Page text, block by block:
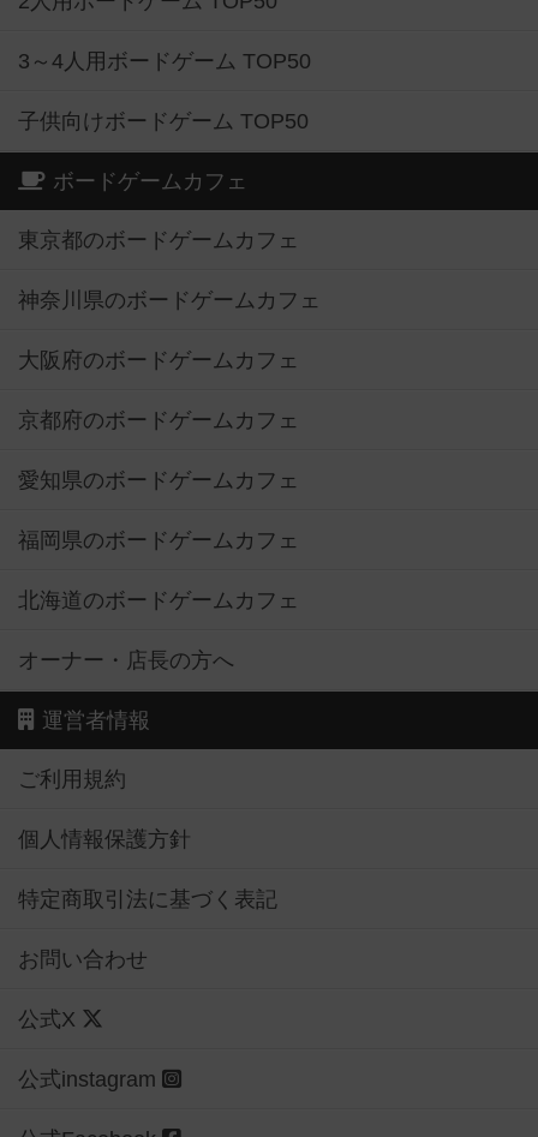
3～4人用ボードゲーム TOP50
子供向けボードゲーム TOP50
ボードゲームカフェ
東京都のボードゲームカフェ
神奈川県のボードゲームカフェ
大阪府のボードゲームカフェ
京都府のボードゲームカフェ
愛知県のボードゲームカフェ
福岡県のボードゲームカフェ
北海道のボードゲームカフェ
オーナー・店長の方へ
運営者情報
ご利用規約
個人情報保護方針
特定商取引法に基づく表記
お問い合わせ
公式X
公式instagram